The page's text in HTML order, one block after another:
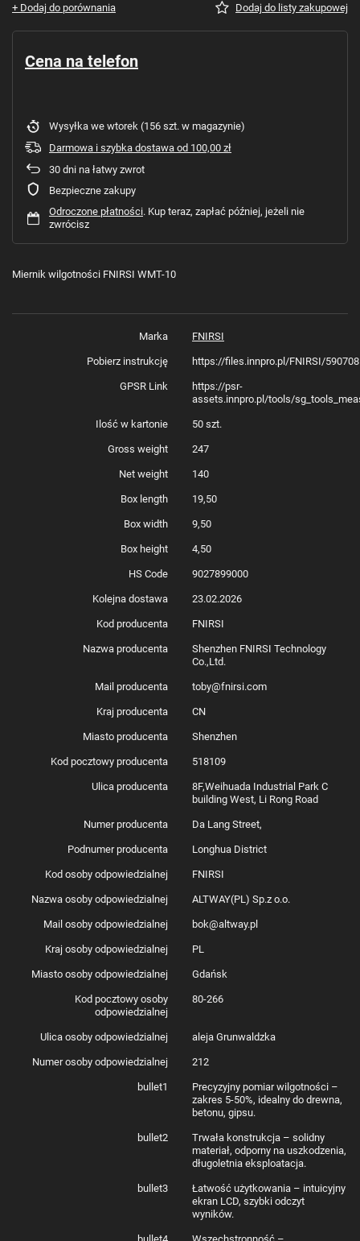
+ Dodaj do porównania Dodaj do listy zakupowej
Cena na telefon
Wysyłka we wtorek (156 szt. w magazynie)
Darmowa i szybka dostawa od 100,00 zł
30 dni na łatwy zwrot
Bezpieczne zakupy
Odroczone płatności. Kup teraz, zapłać później, jeżeli nie
zwrócisz
Miernik wilgotności FNIRSI WMT-10
Marka FNIRSI
Pobierz instrukcję https://files.innpro.pl/FNIRSI/
GPSR Link
https://psr-
assets.innpro.pl/tools/
Ilość w kartonie 50 szt.
Gross weight 247
Net weight 140
Box length 19,50
Box width 9,50
Box height 4,50
HS Code 9027899000
Kolejna dostawa 23.02.2026
Kod producenta FNIRSI
Nazwa producenta
Shenzhen FNIRSI Technology
Co.,Ltd.
Mail producenta toby@fnirsi.com
Kraj producenta CN
Miasto producenta Shenzhen
Kod pocztowy producenta 518109
Ulica producenta
8F,Weihuada Industrial Park C
building West, Li Rong Road
Numer producenta Da Lang Street,
Podnumer producenta Longhua District
Kod osoby odpowiedzialnej FNIRSI
Nazwa osoby odpowiedzialnej ALTWAY(PL) Sp.z o.o.
Mail osoby odpowiedzialnej bok@altway.pl
Kraj osoby odpowiedzialnej PL
Miasto osoby odpowiedzialnej Gdańsk
Kod pocztowy osoby
odpowiedzialnej
80-266
Ulica osoby odpowiedzialnej aleja Grunwaldzka
Numer osoby odpowiedzialnej 212
bullet1
Precyzyjny pomiar wilgotności –
zakres 5-50%, idealny do drewna,
betonu, gipsu.
bullet2
Trwała konstrukcja – solidny
materiał, odporny na uszkodzenia,
długoletnia eksploatacja.
bullet3
Łatwość użytkowania – intuicyjny
ekran LCD, szybki odczyt
wyników.